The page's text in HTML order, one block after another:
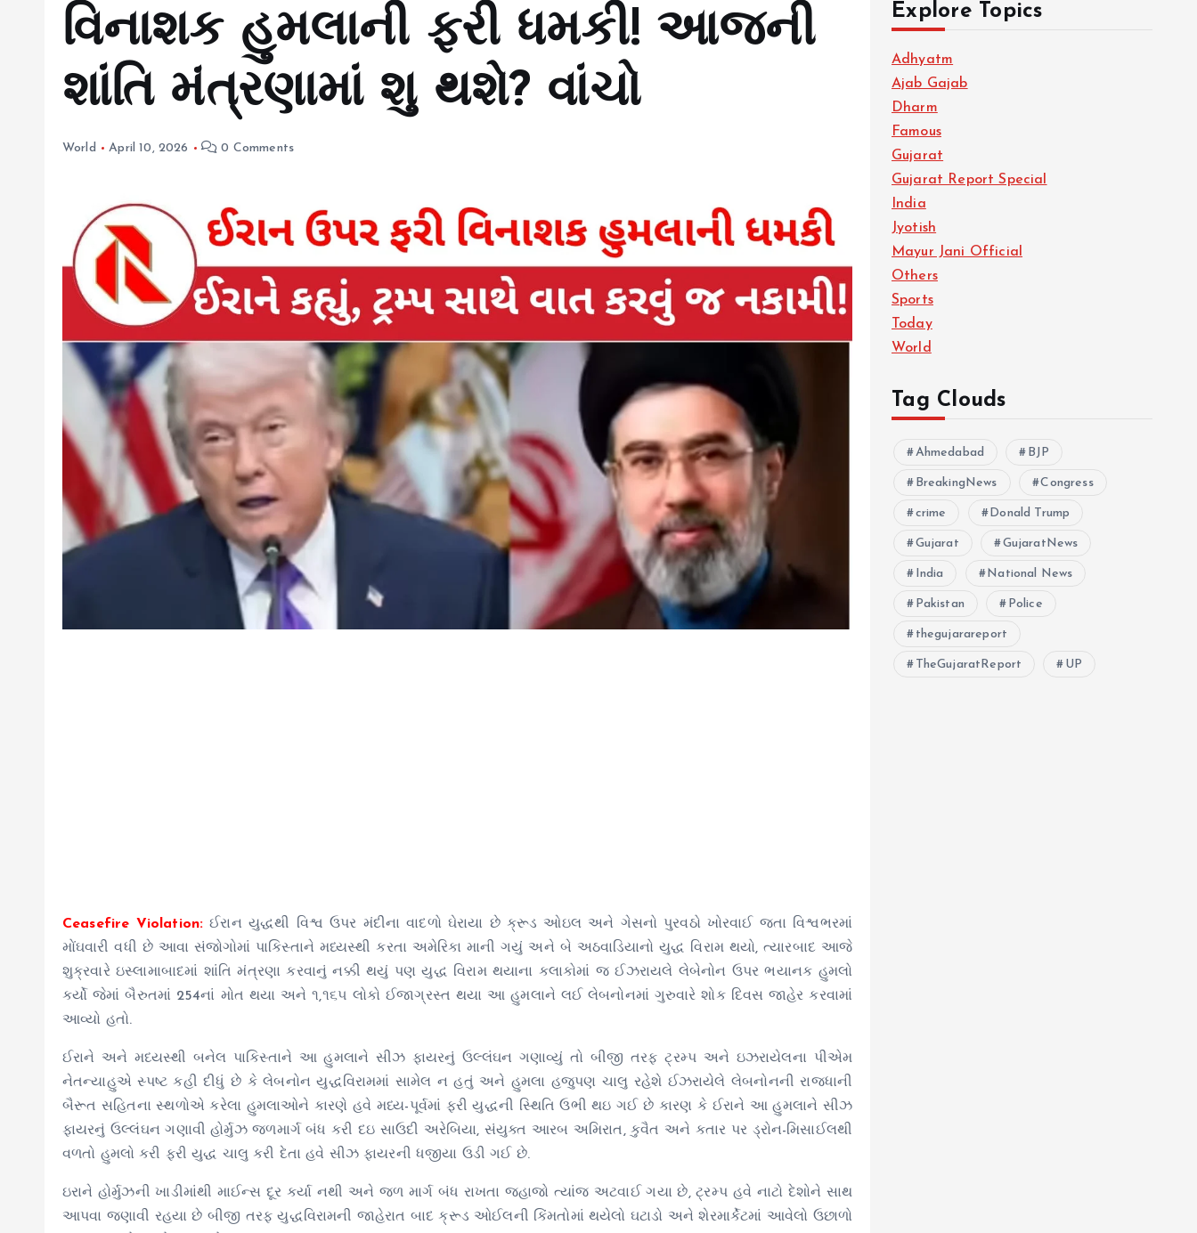
વિનાશક હુમલાની ફરી ધમકી! આજની
શાંતિ મંત્રણામાં શુ થશે? વાંચો
World April 10, 2026 0 Comments
Ceasefire Violation: ઈરાન યુદ્ધથી વિશ્વ ઉપર મંદીના વાદળો ઘેરાયા છે ક્રૂડ ઓઇલ અને ગેસનો પુરવઠો ખોરવાઈ જતા વિશ્વભરમાં
મોંઘવારી વધી છે આવા સંજોગોમાં પાકિસ્તાને મધ્યસ્થી કરતા અમેરિકા માની ગયું અને બે અઠવાડિયાનો યુદ્ધ વિરામ થયો, ત્યારબાદ આજે
શુક્રવારે ઇસ્લામાબાદમાં શાંતિ મંત્રણા કરવાનું નક્કી થયું પણ યુદ્ધ વિરામ થયાના કલાકોમાં જ ઈઝરાયલે લેબેનોન ઉપર ભયાનક હુમલો
કર્યો જેમાં બૈરુતમાં 254નાં મોત થયા અને ૧,૧૬૫ લોકો ઈજાગ્રસ્ત થયા આ હુમલાને લઈ લેબનોનમાં ગુરુવારે શોક દિવસ જાહેર કરવામાં
આવ્યો હતો.
ઈરાને અને મધ્યસ્થી બનેલ પાકિસ્તાને આ હુમલાને સીઝ ફાયરનું ઉલ્લંઘન ગણાવ્યું તો બીજી તરફ ટ્રમ્પ અને ઇઝરાયેલના પીએમ
નેતન્યાહુએ સ્પષ્ટ કહી દીધું છે કે લેબનોન યુદ્ધવિરામમાં સામેલ ન હતું અને હુમલા હજુપણ ચાલુ રહેશે ઈઝરાયેલે લેબનોનની રાજધાની
બૈરૂત સહિતના સ્થળોએ કરેલા હુમલાઓને કારણે હવે મધ્ય-પૂર્વમાં ફરી યુદ્ધની સ્થિતિ ઉભી થઇ ગઈ છે કારણ કે ઈરાને આ હુમલાને સીઝ
ફાયરનું ઉલ્લંઘન ગણાવી હોર્મુઝ જળમાર્ગ બંધ કરી દઇ સાઉદી અરેબિયા, સંયુક્ત આરબ અમિરાત, કુવૈત અને કતાર પર ડ્રોન-મિસાઈલથી
વળતો હુમલો કરી ફરી યુદ્ધ ચાલુ કરી દેતા હવે સીઝ ફાયરની ધજીયા ઉડી ગઈ છે.
ઇરાને હોર્મુઝની ખાડીમાંથી માઈન્સ દૂર કર્યા નથી અને જળ માર્ગ બંધ રાખતા જહાજો ત્યાંજ અટવાઈ ગયા છે, ટ્રમ્પ હવે નાટો દેશોને સાથ
આપવા જણાવી રહયા છે બીજી તરફ યુદ્ધવિરામની જાહેરાત બાદ ક્રૂડ ઓઈલની કિંમતોમાં થયેલો ઘટાડો અને શેરમાર્કેટમાં આવેલો ઉછાળો
Explore Topics
Adhyatm
Ajab Gajab
Dharm
Famous
Gujarat
Gujarat Report Special
India
Jyotish
Mayur Jani Official
Others
Sports
Today
World
Tag Clouds
Ahmedabad BJP
BreakingNews Congress
crime Donald Trump
Gujarat GujaratNews
India National News
Pakistan Police
thegujarareport
TheGujaratReport UP